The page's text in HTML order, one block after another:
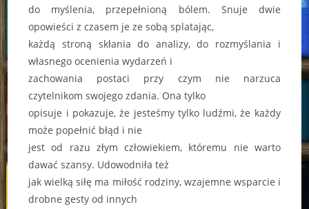
do myślenia, przepełnioną bólem. Snuje dwie
opowieści z czasem je ze sobą splatając,
każdą stroną skłania do analizy, do rozmyślania i
własnego ocenienia wydarzeń i
zachowania postaci przy czym nie narzuca
czytelnikom swojego zdania. Ona tylko
opisuje i pokazuje, że jesteśmy tylko ludźmi, że każdy
może popełnić błąd i nie
jest od razu złym człowiekiem, któremu nie warto
dawać szansy. Udowodniła też
jak wielką siłę ma miłość rodziny, wzajemne wsparcie i
drobne gesty od innych